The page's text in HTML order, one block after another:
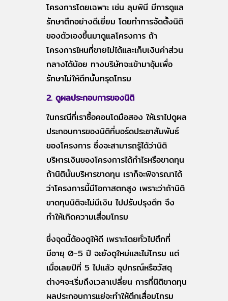
โครงการโดยเฉพาะ เช่น ลุมพินี มีการดูแล
รักษาตึกอย่างดีเยี่ยม โดยทำการจัดตั้งนิติ
ของตัวเองขึ้นมาดูแลโครงการ ถ้า
โครงการไหนที่ขายไม่ได้และเก็บเงินค่าส่วน
กลางได้น้อย ทางบริษัทจะเข้ามาอุ้มเพื่อ
รักษาไม่ให้ตึกนั้นทรุดโทรม
2. ดูผลประกอบการของนิติ
ในกรณีที่เราซื้อคอนโดมือสอง ให้เราไปดูผล
ประกอบการของนิติที่บอร์ดประชาสัมพันธ์
ของโครงการ ซึ่งจะสามารถรู้ได้ว่านิติ
บริหารเงินของโครงการได้กำไรหรือขาดทุน
ถ้านิตินั้นบริหารขาดทุน เราก็จะพิจารณาได้
ว่าโครงการนี้มีโอกาสตกสูง เพราะว่าถ้านิติ
ขาดทุนนิติจะไม่มีเงิน ไปปรับปรุงตึก จึง
ทำให้เกิดความเสื่อมโทรม
ซึ่งจุดนี้ต้องดูให้ดี เพราะโดยทั่วไปตึกที่
มีอายุ 0-5 ปี จะยังดูใหม่และไม่โทรม แต่
เมื่อเลยปีที่ 5 ไปแล้ว อุปกรณ์หรือวัสดุ
ต่างๆจะเริ่มถึงเวลาเปลี่ยน การที่นิติขาดทุน
ผลประกอบการแย่จะทำให้ตึกเสื่อมโทรม